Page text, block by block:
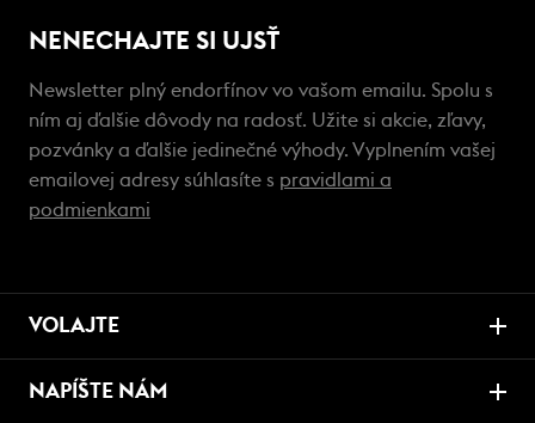
NENECHAJTE SI UJSŤ
Newsletter plný endorfínov vo vašom emailu. Spolu s
ním aj ďalšie dôvody na radosť. Užite si akcie, zľavy,
pozvánky a ďalšie jedinečné výhody. Vyplnením vašej
emailovej adresy súhlasíte s pravidlami a
podmienkami
VOLAJTE
NAPÍŠTE NÁM